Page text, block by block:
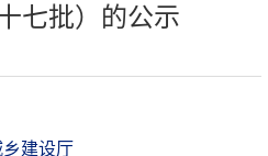
七批）的公示
建设厅